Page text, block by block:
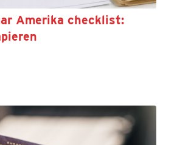
Amerika checklist: